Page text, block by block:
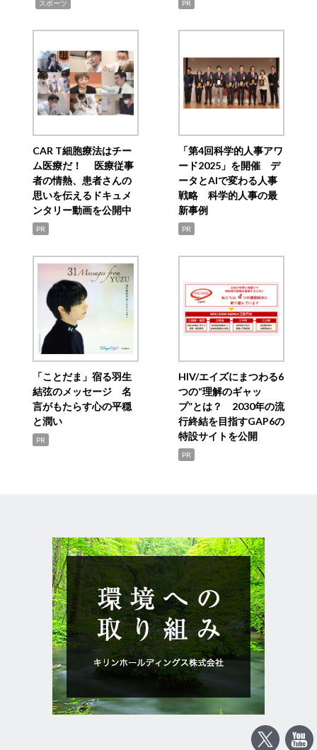
スポーツ PR
CAR T細胞療法はチー
ム医療だ！ 医療従事
者の情熱、患者さんの
思いを伝えるドキュメ
ンタリー動画を公開中
PR
「第4回科学的人事アワ
ード2025」を開催 デ
ータとAIで変わる人事
戦略 科学的人事の最
新事例
PR
「ことだま」宿る羽生
結弦のメッセージ 名
言がもたらす心の平穏
と潤い
PR
HIV/エイズにまつわる6
つの“理解のギャッ
プ”とは？ 2030年の流
行終結を目指すGAP6の
特設サイトを公開
PR